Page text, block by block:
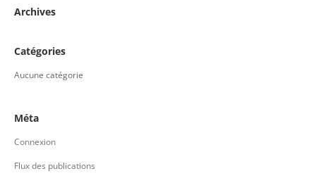
Archives
Catégories
Aucune catégorie
Méta
Connexion
Flux des publications